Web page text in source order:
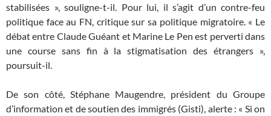
stabilisées », souligne-t-il. Pour lui, il s’agit d’un contre-feu
politique face au FN, critique sur sa politique migratoire. « Le
débat entre Claude Guéant et Marine Le Pen est perverti dans
une course sans fin à la stigmatisation des étrangers »,
poursuit-il.
De son côté, Stéphane Maugendre, président du Groupe
d’information et de soutien des immigrés (Gisti), alerte : « Si on